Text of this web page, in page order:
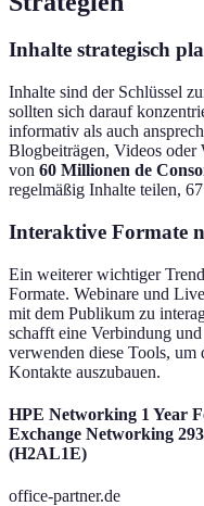
Inhalte strategisch
Inhalte sind der Schlüssel
sollten sich darauf
informativ als auch
Blogbeiträgen, Videos oder
von 60 Millionen de
regelmäßig Inhalte teilen,
Interaktive Formate
Ein weiterer wichtiger
Formate. Webinare und
mit dem Publikum zu
schafft eine Verbindung
verwenden diese Tools, um
Kontakte auszubauen.
HPE Networking 1 Year
Exchange Networking
(H2AL1E)
office-partner.de